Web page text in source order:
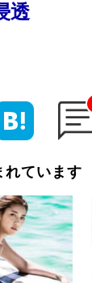
透
れています